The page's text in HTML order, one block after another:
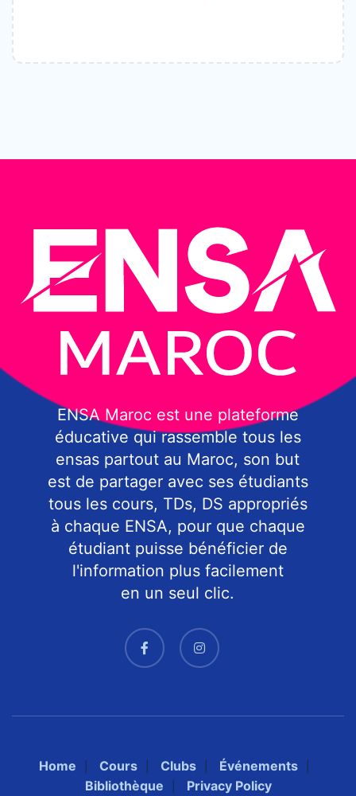
ENSA Maroc est une plateforme
éducative qui rassemble tous les
ensas partout au Maroc, son but
est de partager avec ses étudiants
tous les cours, TDs, DS appropriés
à chaque ENSA, pour que chaque
étudiant puisse bénéficier de
l'information plus facilement
en un seul clic.
Home Cours Clubs
Événements
Bibliothèque
Privacy Policy